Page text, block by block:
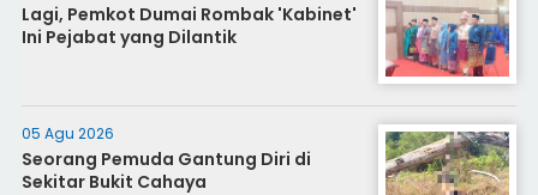
Lagi, Pemkot Dumai Rombak 'Kabinet'
Ini Pejabat yang Dilantik
05 Agu 2026
Seorang Pemuda Gantung Diri di
Sekitar Bukit Cahaya